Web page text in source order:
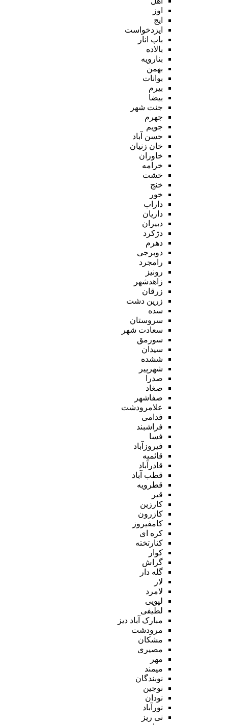
اوز
ایج
ایزدخواست
باب انار
بالاده
بنارویه
بهمن
بوانات
بیرم
بیضا
جنت شهر
جهرم
جویم
حسن آباد
خان زنیان
خاوران
خرامه
خشت
خنج
خور
داراب
داریان
دبیران
دژکرد
دهرم
دوبرجی
رامجرد
رونیز
زاهدشهر
زرقان
زرین دشت
سده
سروستان
سعادت شهر
سورمق
سیدان
ششده
شهرپیر
صدرا
صغاد
صفاشهر
علامرودشت
فدامی
فراشبند
فسا
فیروزآباد
قائمیه
قادرآباد
قطب آباد
قطرویه
قیر
کارزین
کازرون
کامفیروز
کره ای
کنارتخته
کوار
گراش
گله دار
لار
لامرد
لپویی
لطیفی
مبارک آباد دیز
مرودشت
مشکان
مصیری
مهر
میمند
نوبندگان
نوجین
نودان
نورآباد
نی ریز